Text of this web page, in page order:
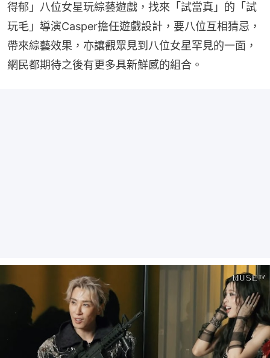
得郁」八位女星玩綜藝遊戲，找來「試當真」的「試
玩毛」導演Casper擔任遊戲設計，要八位互相猜忌，
帶來綜藝效果，亦讓觀眾見到八位女星罕見的一面，
網民都期待之後有更多具新鮮感的組合。